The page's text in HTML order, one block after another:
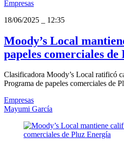
Empresas
18/06/2025
12:35
Moody’s Local
papeles comerciales
Clasificadora Moody’s Local ratificó
Programa de papeles comerciales de
Empresas
Mayumi García